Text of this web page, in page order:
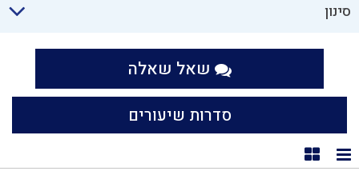
סינון
שאל שאלה
סדרות שיעורים
תצוגת רשימה
תצוגת קוביות